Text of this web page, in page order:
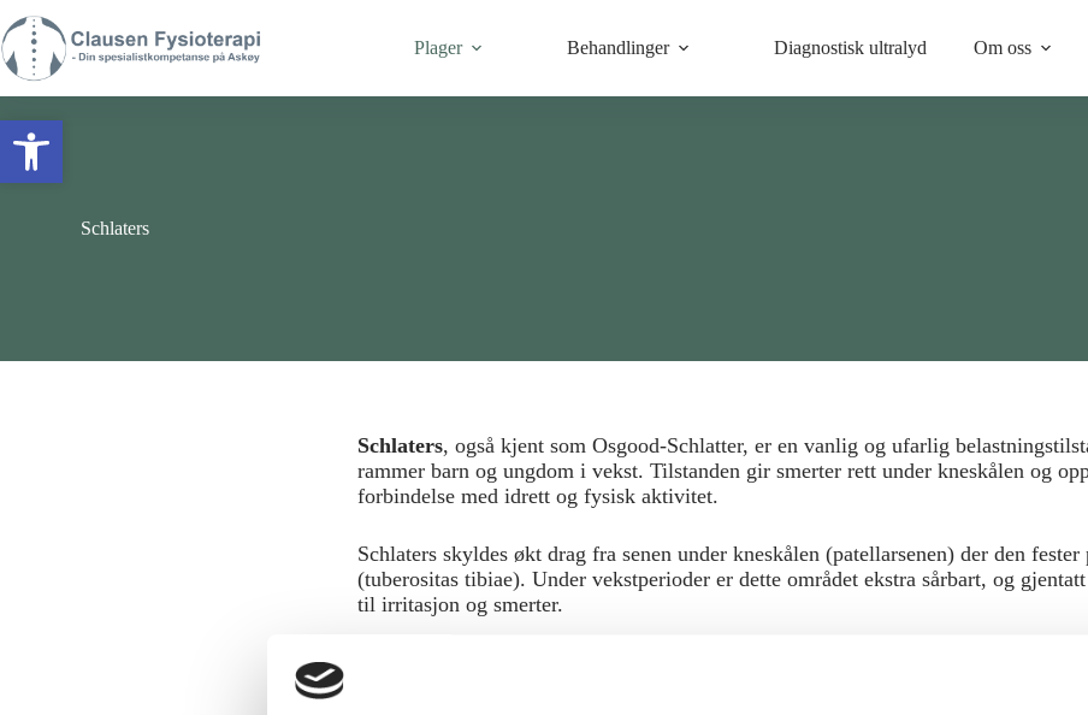
Vis verktøylinjen
Plager Behandlinger Diagnostisk ultralyd Om oss
Schlaters
Schlaters, også kjent som Osgood-Schlatter, er en vanlig og ufarlig
rammer barn og ungdom i vekst. Tilstanden gir smerter rett under kneskålen og
forbindelse med idrett og fysisk aktivitet.
Schlaters skyldes økt drag fra senen under kneskålen (patellarsenen) der den fester
(tuberositas tibiae). Under vekstperioder er dette området ekstra sårbart, og
til irritasjon og smerter.